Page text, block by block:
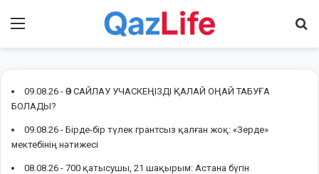
09.08.26 - ӨЗ САЙЛАУ УЧАСКЕҢІЗДІ ҚАЛАЙ ОҢАЙ ТАБУҒА
БОЛАДЫ?
09.08.26 - Бірде-бір түлек грантсыз қалған жоқ: «Зерде»
мектебінің нәтижесі
08.08.26 - 700 қатысушы, 21 шақырым: Астана бүгін